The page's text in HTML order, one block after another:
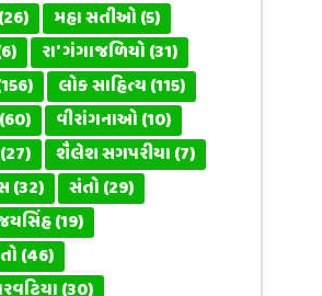
(26) મહા સતીઓ(5)
રા' ગંગાજળિયો(31)
લોક સાહિત્ય(115)
(60) વીરાંગનાઓ(10)
શૈલેશ સગપરીયા(7)
(32) સંતો(29)
(19)
(46)